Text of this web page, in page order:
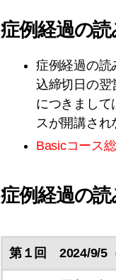
症例経過の
症例経過の読
込締切日の翌
につきまして
スが開講され
Basicコース
症例経過の
第１回 2024/9/5